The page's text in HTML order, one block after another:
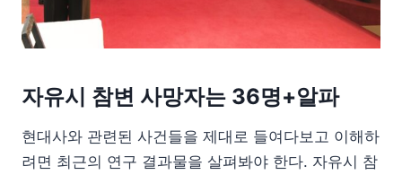
자유시 참변 사망자는 36명+알파
현대사와 관련된 사건들을 제대로 들여다보고 이해하
려면 최근의 연구 결과물을 살펴봐야 한다. 자유시 참